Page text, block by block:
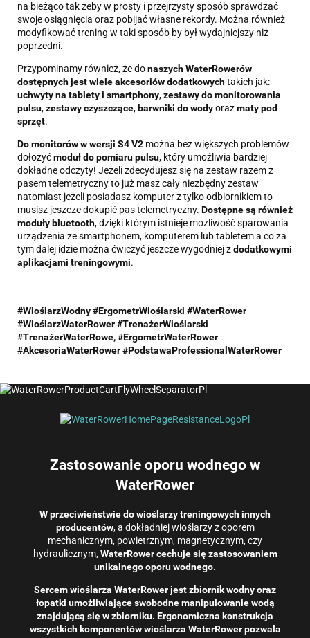
na bieżąco tak żeby w prosty i przejrzysty sposób sprawdzać
swoje osiągnięcia oraz pobijać własne rekordy. Można również
modyfikować trening w taki sposób by był wydajniejszy niż
poprzedni.
Przypominamy również, że donaszych WaterRowerów
dostępnych jest wiele akcesoriów dodatkowychtakich jak:
uchwyty na tablety i smartphony,zestawy do monitorowania
pulsu,zestawy czyszczące, barwniki do wodyorazmaty pod
sprzęt.
Do monitorów w wersji S4 V2 można bez większych problemów
dołożyćmoduł do pomiaru pulsu, który umożliwia bardziej
dokładne odczyty! Jeżeli zdecydujesz się na zestaw razem z
pasem telemetryczny to już masz cały niezbędny zestaw
natomiast jeżeli posiadasz komputer z tylko odbiornikiem to
musisz jeszcze dokupić pas telemetryczny. Dostępne są również
moduły bluetooth, dzięki którym istnieje możliwość sparowania
urządzenia ze smartphonem, komputerem lub tabletem a co za
tym dalej idzie można ćwiczyć jeszcze wygodniej zdodatkowymi
aplikacjami treningowymi.
#WioślarzWodny #ErgometrWioślarski #WaterRower
#WioślarzWaterRower #TrenażerWioślarski
#TrenażerWaterRowe, #ErgometrWaterRower
#AkcesoriaWaterRower #PodstawaProfessionalWaterRower
Zastosowanie oporu wodnego w
WaterRower
W przeciwieństwie do wioślarzy treningowych innych
producentów, a dokładniej wioślarzy z oporem
mechanicznym, powietrznym, magnetycznym, czy
hydraulicznym,WaterRower cechuje się zastosowaniem
unikalnego oporu wodnego.
Sercem wioślarza WaterRower jest zbiornik wodny oraz
łopatki umożliwiające swobodne manipulowanie wodą
znajdującą się w zbiorniku. Ergonomiczna konstrukcja
wszystkich komponentów wioślarza WaterRower pozwala